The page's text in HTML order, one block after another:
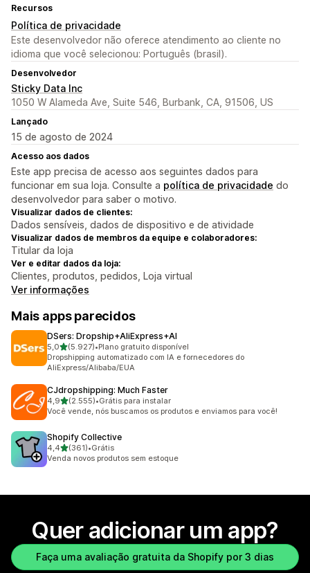
Recursos
Política de privacidade
Este desenvolvedor não oferece atendimento ao cliente no
idioma que você selecionou: Português (brasil).
Desenvolvedor
Sticky Data Inc
1050 W Alameda Ave, Suite 546, Burbank, CA, 91506, US
Lançado
15 de agosto de 2024
Acesso aos dados
Este app precisa de acesso aos seguintes dados para
funcionar em sua loja. Consulte a política de privacidade do
desenvolvedor para saber o motivo.
Visualizar dados de clientes:
Dados sensíveis, dados de dispositivo e de atividade
Visualizar dados de membros da equipe e colaboradores:
Titular da loja
Ver e editar dados da loja:
Clientes, produtos, pedidos, Loja virtual
Ver informações
Mais apps parecidos
DSers: Dropship+AliExpress+AI
5,0de 5 estrelas
(5.927)
5927 avaliações ao todo
•Plano gratuito disponível
Dropshipping automatizado com IA e fornecedores do
AliExpress/Alibaba/EUA
CJdropshipping: Much Faster
4,9de 5 estrelas
(2.555)
2555 avaliações ao todo
•Grátis para instalar
Você vende, nós buscamos os produtos e enviamos para você!
Shopify Collective
4,4de 5 estrelas
(361)
361 avaliações ao todo
•Grátis
Venda novos produtos sem estoque
Quer adicionar um app?
Faça uma avaliação gratuita da Shopify por 3 dias